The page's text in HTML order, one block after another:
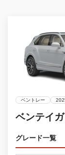
ベントレー
ベンテイガ
グレード一覧